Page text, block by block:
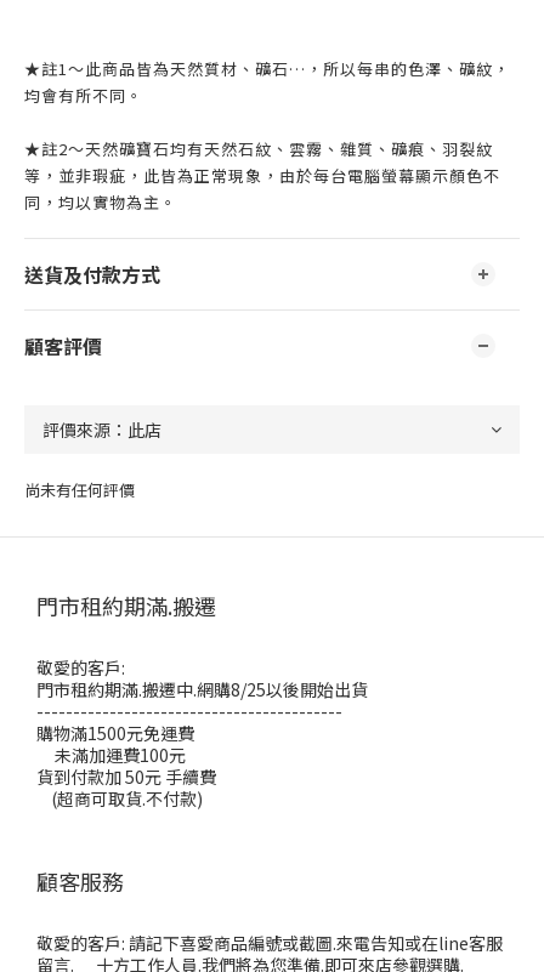
★註1～此商品皆為天然質材、礦石…，所以每串的色澤、礦紋，
均會有所不同。
★註2～天然礦寶石均有天然石紋、雲霧、雜質、礦痕、羽裂紋
等，並非瑕疵，此皆為正常現象，由於每台電腦螢幕顯示顏色不
同，均以實物為主。
送貨及付款方式
顧客評價
尚未有任何評價
門市租約期滿.搬遷
敬愛的客戶:
門市租約期滿.搬遷中.網購8/25以後開始出貨
------------------------------------------
購物滿1500元免運費
未滿加運費100元
貨到付款加 50元 手續費
(超商可取貨.不付款)
顧客服務
敬愛的客戶: 請記下喜愛商品編號或截圖.來電告知或在line客服
留言. 十方工作人員.我們將為您準備.即可來店參觀選購.